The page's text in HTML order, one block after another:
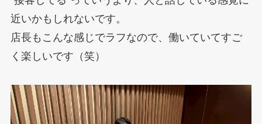
近いかもしれないです。
店長もこんな感じでラフなので、働いていてすご
く楽しいです（笑）